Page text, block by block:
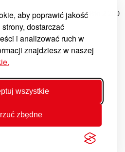
aby poprawić jakość
dostarczać
i analizować ruch w
znajdziesz w naszej
wszystkie
zbędne
PB - do palnika Platinum Bio 2 200